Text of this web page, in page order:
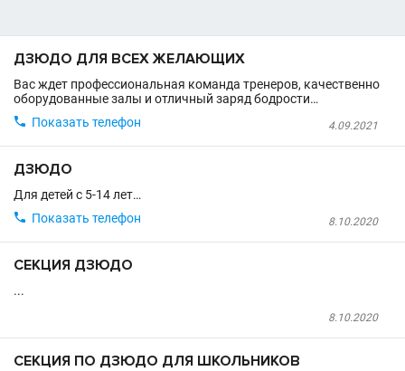
ДЗЮДО ДЛЯ ВСЕХ ЖЕЛАЮЩИХ
Вас ждет профессиональная команда тренеров, качественно
оборудованные залы и отличный заряд бодрости…
4.09.2021
 Показать телефон
ДЗЮДО
Для детей с 5-14 лет…
8.10.2020
 Показать телефон
СЕКЦИЯ ДЗЮДО
...
8.10.2020
СЕКЦИЯ ПО ДЗЮДО ДЛЯ ШКОЛЬНИКОВ